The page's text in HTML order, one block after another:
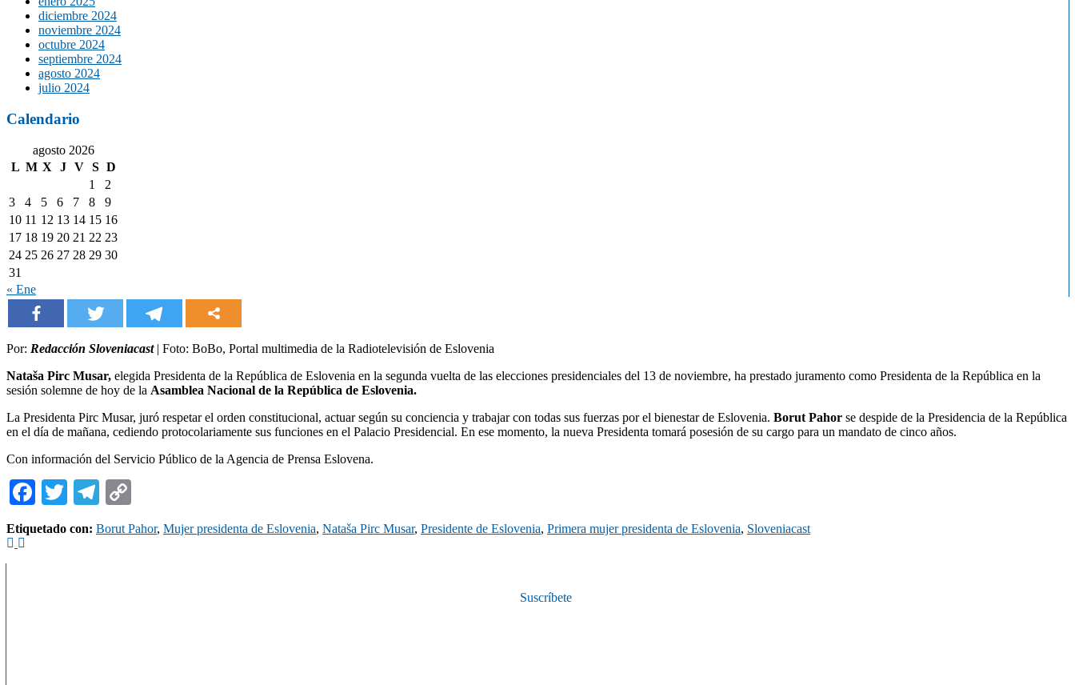
diciembre 2024
noviembre 2024
octubre 2024
septiembre 2024
agosto 2024
julio 2024
Calendario
agosto 2026
L M X J V S D
1
2
3
4 5 6 7 8
9
10 11 12 13 14 15 16
17 18 19 20 21 22 23
24 25 26 27 28 29 30
31
« Ene
Por: Redacción Sloveniacast| Foto: BoBo, Portal multimedia de la Radiotelevisión de Eslovenia
Nataša Pirc Musar, elegida Presidenta de la República de Eslovenia en la segunda vuelta de las elecciones presidenciales del 13 de noviembre, ha prestado juramento como Presidenta de la República en la
sesión solemne de hoy de la Asamblea Nacional de la República de Eslovenia.
La Presidenta Pirc Musar, juró respetar el orden constitucional, actuar según su conciencia y trabajar con todas sus fuerzas por el bienestar de Eslovenia. Borut Pahor se despide de la Presidencia de la República
en el día de mañana, cediendo protocolariamente sus funciones en el Palacio Presidencial. En ese momento, la nueva Presidenta tomará posesión de su cargo para un mandato de cinco años.
Con información del Servicio Público de la Agencia de Prensa Eslovena.
Facebook
TwitterTelegram
Link
Etiquetado con: Borut Pahor, Mujer presidenta de Eslovenia, Nataša Pirc Musar, Presidente de Eslovenia, Primera mujer presidenta de Eslovenia, Sloveniacast
Suscríbete